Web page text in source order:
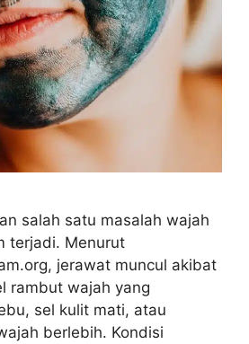
salah satu masalah wajah
terjadi. Menurut
jerawat muncul akibat
rambut wajah yang
sel kulit mati, atau
berlebih. Kondisi